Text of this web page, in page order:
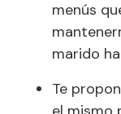
menús
marido
Te